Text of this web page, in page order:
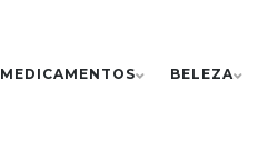
MEDICAMENTOS BELEZA